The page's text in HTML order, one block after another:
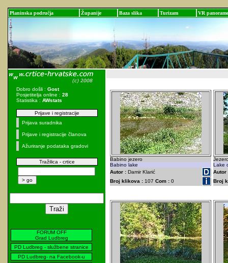
Planinska područja Županije Baza slika Turizam VR panorame
Dobro došli : Gost
Posjetitelja online : 28
Statistika : AWstats
Prijave i registracije
Prijava suradnika
Prijave i registracije članova
Ažuriranje podataka gradovi
Tražilica - crtice
FORUM OFF
Grad Ludbreg
PD Ludbreg - službene stranice
PD Ludbreg- na Facebook-u
Babino jezero
Babino lake
Autor : Damir Klarić
Broj klikova : 107 Com : 0
Lake
Autor
Broj